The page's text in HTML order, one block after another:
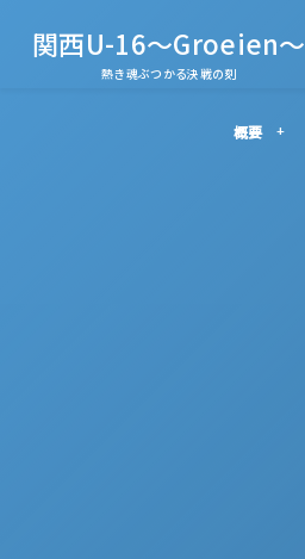
関西U-16～Groeien～
熱き魂ぶつかる決戦の刻
概要